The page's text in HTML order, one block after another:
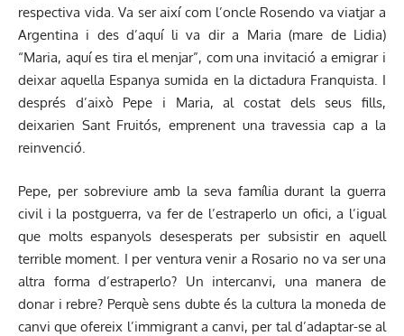
respectiva vida. Va ser així com l’oncle Rosendo va viatjar a
Argentina i des d’aquí li va dir a Maria (mare de Lidia)
“Maria, aquí es tira el menjar”, com una invitació a emigrar i
deixar aquella Espanya sumida en la dictadura Franquista. I
després d’això Pepe i Maria, al costat dels seus fills,
deixarien Sant Fruitós, emprenent una travessia cap a la
reinvenció.
Pepe, per sobreviure amb la seva família durant la guerra
civil i la postguerra, va fer de l’estraperlo un ofici, a l’igual
que molts espanyols desesperats per subsistir en aquell
terrible moment. I per ventura venir a Rosario no va ser una
altra forma d’estraperlo? Un intercanvi, una manera de
donar i rebre? Perquè sens dubte és la cultura la moneda de
canvi que ofereix l’immigrant a canvi, per tal d’adaptar-se al